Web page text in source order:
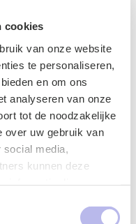
cookies
van onze website
te personaliseren,
en om ons
analyseren van onze
tot de noodzakelijke
over uw gebruik van
media,
kunnen deze